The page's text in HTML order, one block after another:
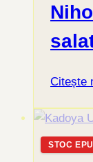
Citește
STOC